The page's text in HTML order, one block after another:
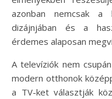
azonban nemcsak a
dizájnjában és a
érdemes alaposan
A televíziók nem
modern otthonok
a TV-ket választják